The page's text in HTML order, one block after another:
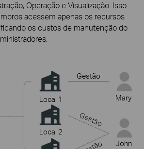
Operação e Visualização. Isso
acessem apenas os recursos
os custos de manutenção do
Local 1
Local 2
Gestão
Gestão
Mary
John